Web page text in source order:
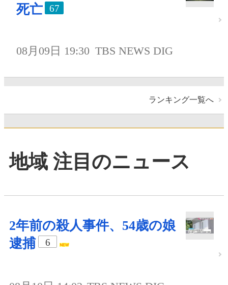
死亡
67
08月09日 19:30 TBS NEWS DIG
ランキング一覧へ
地域 注目のニュース
2年前の殺人事件、54歳の娘
逮捕
6